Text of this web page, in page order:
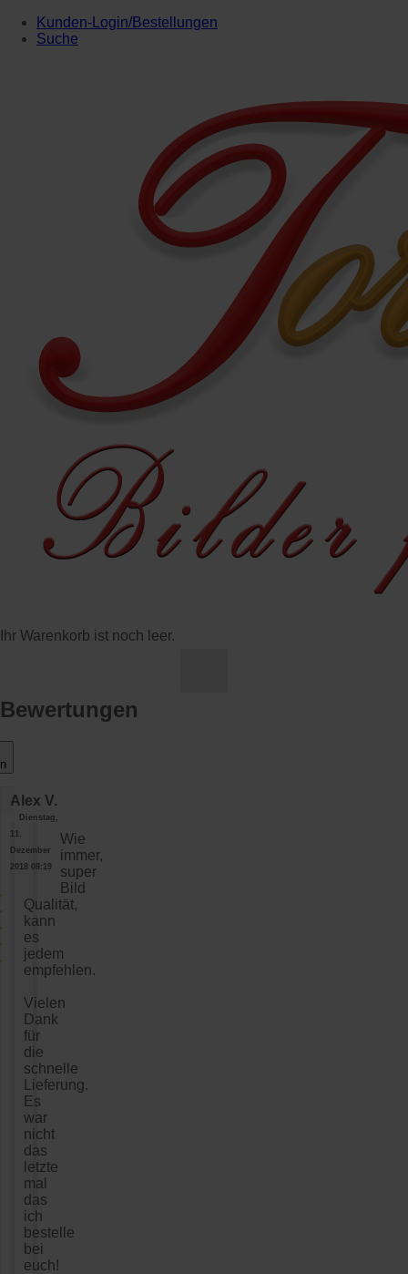
Kunden-Login/Bestellungen
Suche
Ihr Warenkorb ist noch leer.
Bewertungen
Alex V.
Dienstag,
11.
Dezember
2018 08:19
Wie
immer,
super
Bild
Qualität,
kann
es
jedem
empfehlen.
Vielen
Dank
für
die
schnelle
Lieferung.
Es
war
nicht
das
letzte
mal
das
ich
bestelle
bei
euch!